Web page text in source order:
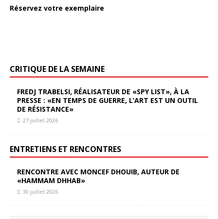
Réservez votre exemplaire
CRITIQUE DE LA SEMAINE
FREDJ TRABELSI, RÉALISATEUR DE «SPY LIST», À LA
PRESSE : «EN TEMPS DE GUERRE, L’ART EST UN OUTIL
DE RÉSISTANCE»
27 juillet 2026
ENTRETIENS ET RENCONTRES
RENCONTRE AVEC MONCEF DHOUIB, AUTEUR DE
«HAMMAM DHHAB»
30 juillet 2026